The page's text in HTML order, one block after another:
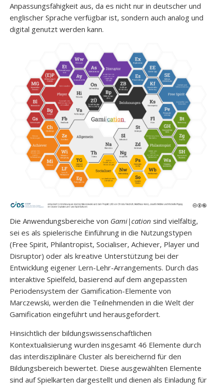
Anpassungsfähigkeit aus, da es nicht nur in deutscher und
englischer Sprache verfügbar ist, sondern auch analog und
digital genutzt werden kann.
Die Anwendungsbereiche von Gami|cation sind vielfältig,
sei es als spielerische Einführung in die Nutzungstypen
(Free Spirit, Philantropist, Socialiser, Achiever, Player und
Disruptor) oder als kreative Unterstützung bei der
Entwicklung eigener Lern-Lehr-Arrangements. Durch das
interaktive Spielfeld, basierend auf dem angepassten
Periodensystem der Gamification-Elemente von
Marczewski, werden die Teilnehmenden in die Welt der
Gamification eingeführt und herausgefordert.
Hinsichtlich der bildungswissenschaftlichen
Kontextualisierung wurden insgesamt 46 Elemente durch
das interdisziplinäre Cluster als bereichernd für den
Bildungsbereich bewertet. Diese ausgewählten Elemente
sind auf Spielkarten dargestellt und dienen als Einladung für